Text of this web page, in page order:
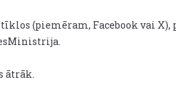
(piemēram, Facebook vai X),
ātrāk.